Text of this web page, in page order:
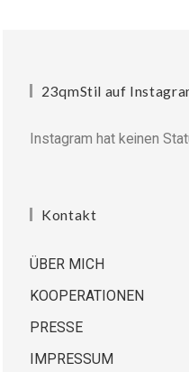
23qmStil auf
Instagram hat keinen
Kontakt
ÜBER MICH
KOOPERATIONEN
PRESSE
IMPRESSUM